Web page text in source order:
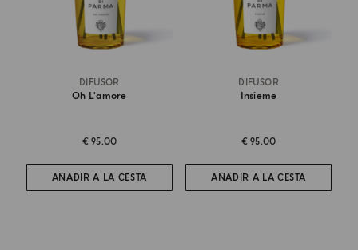
DIFUSOR
Oh L'amore
€ 95.00
AÑADIR A LA CESTA
DIFUSOR
Insieme
€ 95.00
AÑADIR A LA CESTA